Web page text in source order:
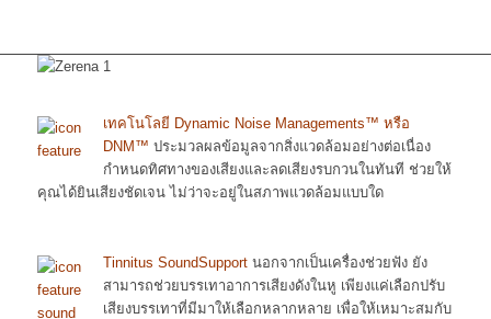
เทคโนโลยี Dynamic Noise Managements™ หรือ
DNM™ ประมวลผลข้อมูลจากสิ่งแวดล้อมอย่างต่อเนื่อง
กำหนดทิศทางของเสียงและลดเสียงรบกวนในทันที ช่วยให้
คุณได้ยินเสียงชัดเจน ไม่ว่าจะอยู่ในสภาพแวดล้อมแบบใด
Tinnitus SoundSupport นอกจากเป็นเครื่องช่วยฟัง ยัง
สามารถช่วยบรรเทาอาการเสียงดังในหู เพียงแค่เลือกปรับ
เสียงบรรเทาที่มีมาให้เลือกหลากหลาย เพื่อให้เหมาะสมกับ